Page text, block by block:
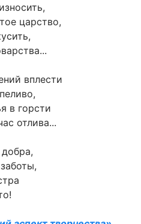
царство,
вплести
в горсти
отлива...